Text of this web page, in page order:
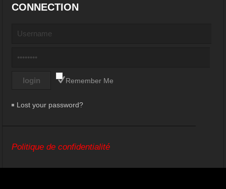
CONNECTION
Remember Me
Lost your password?
Politique de confidentialité